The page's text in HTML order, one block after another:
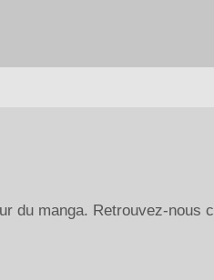
du manga. Retrouvez-nous